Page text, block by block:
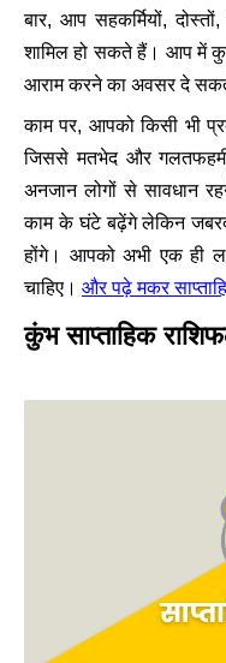
बार, आप सहकर्मियों,
शामिल हो सकते हैं। आप में
आराम करने का अवसर दे
काम पर, आपको किसी भी
जिससे मतभेद और
अनजान लोगों से सावधान
काम के घंटे बढ़ेंगे लेकिन
होंगे। आपको अभी एक ही
चाहिए। और पढ़े मकर
कुंभ साप्ताहिक